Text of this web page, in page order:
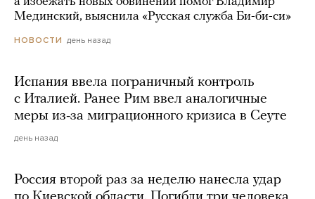
Мединский, выяснила «Русская служба Би-би-си»
НОВОСТИ день назад
Испания ввела пограничный контроль
с Италией. Ранее Рим ввел аналогичные
меры из-за миграционного кризиса в Сеуте
день назад
Россия второй раз за неделю нанесла удар